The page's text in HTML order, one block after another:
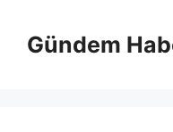
Gündem